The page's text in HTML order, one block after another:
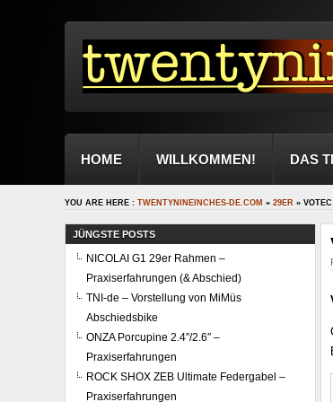
HOME WILLKOMMEN! DAS
YOU ARE HERE : TWENTYNINEINCHES-DE.COM » 29ER »
JÜNGSTE POSTS
NICOLAI G1 29er Rahmen –
Praxiserfahrungen (& Abschied)
TNI-de – Vorstellung von MiMüs
Abschiedsbike
ONZA Porcupine 2.4″/2.6″ –
Praxiserfahrungen
ROCK SHOX ZEB Ultimate Federgabel –
Praxiserfahrungen